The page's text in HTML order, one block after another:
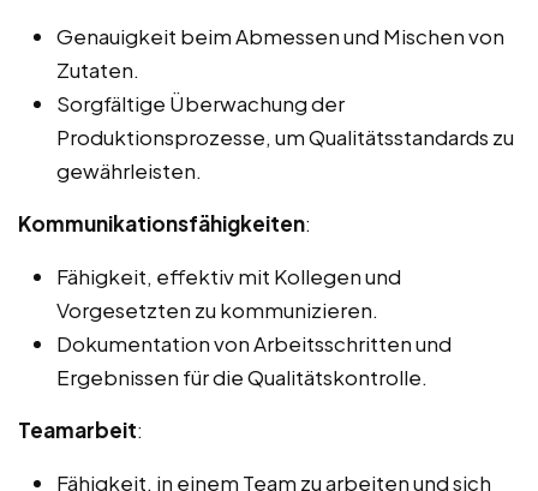
Genauigkeit beim Abmessen und Mischen von
Zutaten.
Sorgfältige Überwachung der
Produktionsprozesse, um Qualitätsstandards zu
gewährleisten.
Kommunikationsfähigkeiten:
Fähigkeit, effektiv mit Kollegen und
Vorgesetzten zu kommunizieren.
Dokumentation von Arbeitsschritten und
Ergebnissen für die Qualitätskontrolle.
Teamarbeit:
Fähigkeit, in einem Team zu arbeiten und sich